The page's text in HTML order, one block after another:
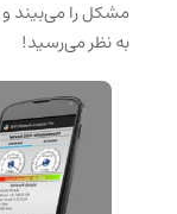
به نظر می‌رسید!